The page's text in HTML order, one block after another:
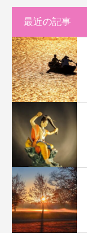
最近の記事